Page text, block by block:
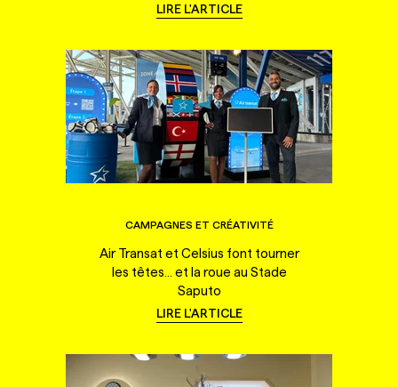
LIRE L'ARTICLE
CAMPAGNES ET CRÉATIVITÉ
Air Transat et Celsius font tourner
les têtes... et la roue au Stade
Saputo
LIRE L'ARTICLE